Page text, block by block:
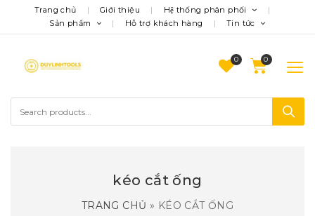
Trang chủ Giới thiệu
Hệ thống phân phối
Sản phẩm
Hỗ trợ khách hàng Tin tức
0
kéo cắt ống
TRANG CHỦ » KÉO CẮT ỐNG